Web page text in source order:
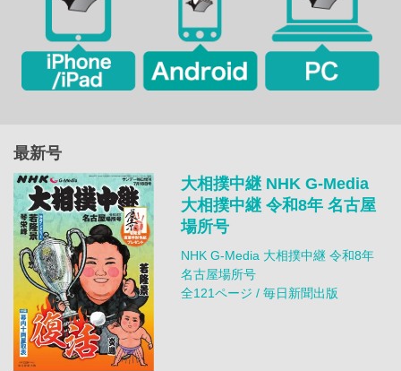
最新号
大相撲中継 NHK G-Media
大相撲中継 令和8年 名古屋
場所号
NHK G-Media 大相撲中継 令和8年
名古屋場所号
全121ページ / 毎日新聞出版